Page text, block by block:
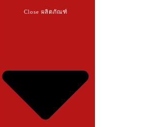
Close ผลิตภัณฑ์